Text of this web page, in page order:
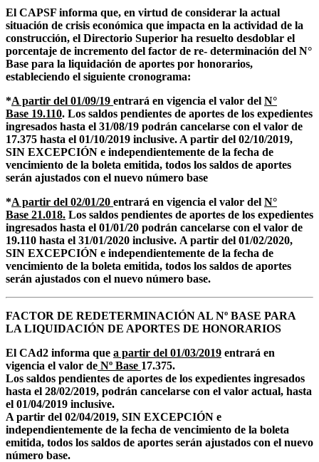
El CAPSF informa que, en virtud de considerar la actual
situación de crisis económica que impacta en la actividad de la
construcción, el Directorio Superior ha resuelto desdoblar el
porcentaje de incremento del factor de re- determinación del N°
Base para la liquidación de aportes por honorarios,
estableciendo el siguiente cronograma:
*A partir del 01/09/19 entrará en vigencia el valor del N°
Base 19.110. Los saldos pendientes de aportes de los expedientes
ingresados hasta el 31/08/19 podrán cancelarse con el valor de
17.375 hasta el 01/10/2019 inclusive. A partir del 02/10/2019,
SIN EXCEPCIÓN e independientemente de la fecha de
vencimiento de la boleta emitida, todos los saldos de aportes
serán ajustados con el nuevo número base
*A partir del 02/01/20 entrará en vigencia el valor del N°
Base 21.018. Los saldos pendientes de aportes de los expedientes
ingresados hasta el 01/01/20 podrán cancelarse con el valor de
19.110 hasta el 31/01/2020 inclusive. A partir del 01/02/2020,
SIN EXCEPCIÓN e independientemente de la fecha de
vencimiento de la boleta emitida, todos los saldos de aportes
serán ajustados con el nuevo número base.
FACTOR DE REDETERMINACIÓN AL Nº BASE PARA
LA LIQUIDACIÓN DE APORTES DE HONORARIOS
El CAd2 informa que a partir del 01/03/2019 entrará en
vigencia el valor de Nº Base 17.375.
Los saldos pendientes de aportes de los expedientes ingresados
hasta el 28/02/2019, podrán cancelarse con el valor actual, hasta
el 01/04/2019 inclusive.
A partir del 02/04/2019, SIN EXCEPCIÓN e
independientemente de la fecha de vencimiento de la boleta
emitida, todos los saldos de aportes serán ajustados con el nuevo
número base.